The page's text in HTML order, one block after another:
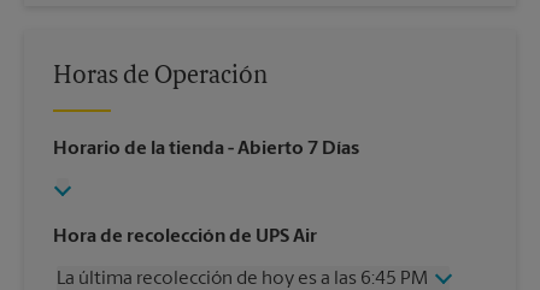
Horas de Operación
Horario de la tienda - Abierto 7 Días
Hora de recolección de UPS Air
La última recolección de hoy es a las 6:45 PM